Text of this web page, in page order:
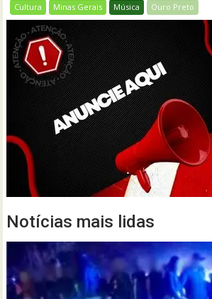
Cultura Minas Gerais Música Ouro Preto
Notícias mais lidas